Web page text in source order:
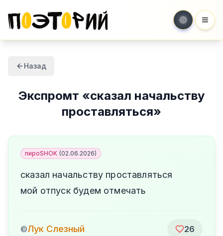
Назад
Экспромт «сказал начальству
проставляться»
пироSHOK (02.06.2026)
сказал начальству проставляться
мой отпуск будем отмечать
©Лук Слезный 26